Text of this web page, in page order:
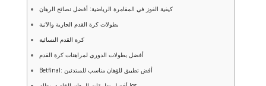
كيفية الفوز في المقامرة الرياضية: أفضل نصائح الرهان
بطولات كرة القدم الجارية والآتية
كرة القدم النسائية
أفضل بطولات الدوري لمراهنات كرة القدم
Betfinal: أفض تطبيق للؤهان مناسب للمبتدئين